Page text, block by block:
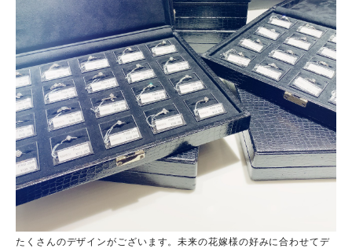
たくさんのデザインがございます。未来の花嫁様の好みに合わせてデ